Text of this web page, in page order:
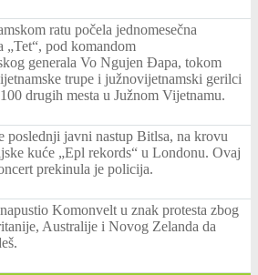
ratu počela jednomesečna
„Tet“, pod komandom
generala Vo Ngujen Đapa, tokom
trupe i južnovijetnamski gerilci
drugih mesta u Južnom Vijetnamu.
poslednji javni nastup Bitlsa, na krovu
kuće „Epl rekords“ u Londonu. Ovaj
prekinula je policija.
Komonvelt u znak protesta zbog
Australije i Novog Zelanda da